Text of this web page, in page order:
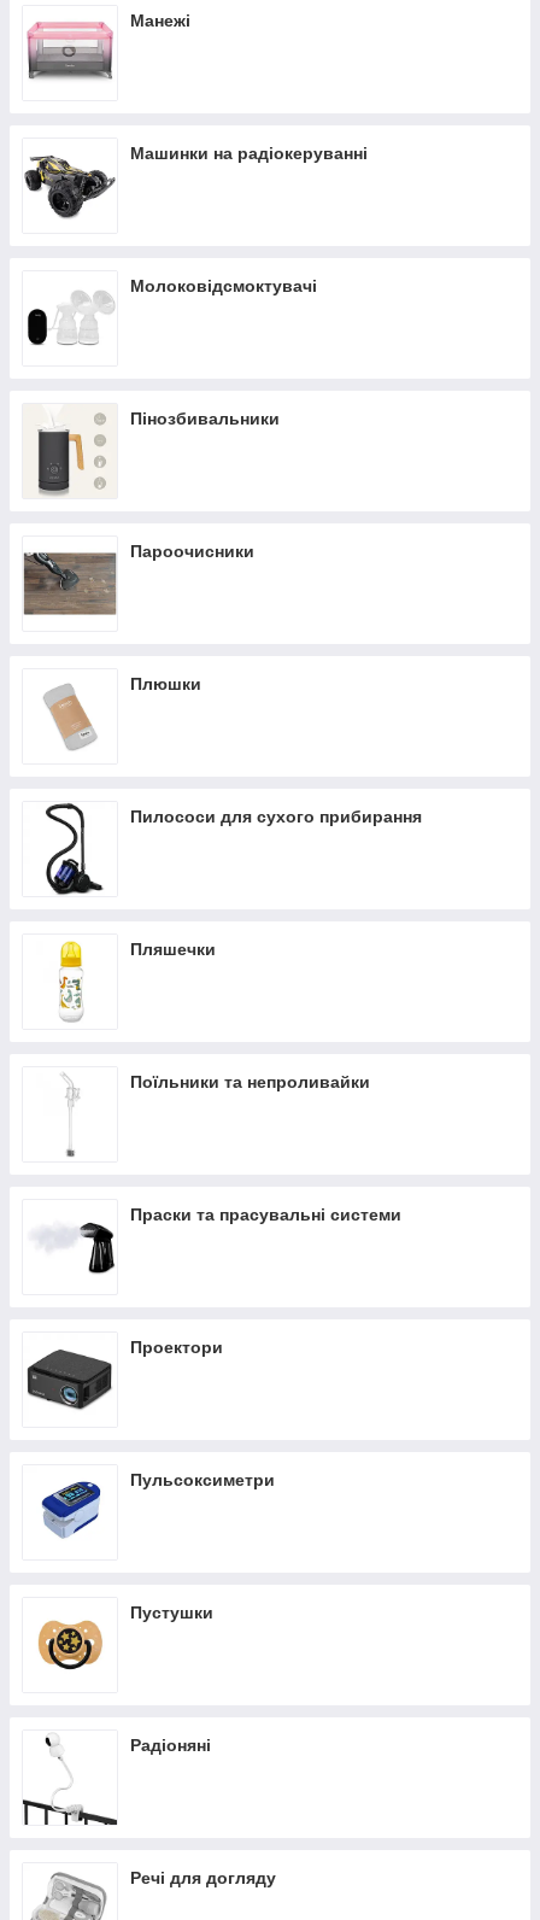
Манежі
Машинки на радіокеруванні
Молоковідсмоктувачі
Пінозбивальники
Пароочисники
Плюшки
Пилососи для сухого прибирання
Пляшечки
Поїльники та непроливайки
Праски та прасувальні системи
Проектори
Пульсоксиметри
Пустушки
Радіоняні
Речі для догляду